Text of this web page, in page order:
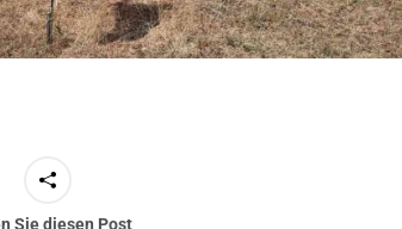
Sie diesen Post